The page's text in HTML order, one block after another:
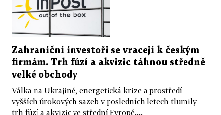
Zahraniční investoři se vracejí k českým
firmám. Trh fúzí a akvizic táhnou středně
velké obchody
Válka na Ukrajině, energetická krize a prostředí
vyšších úrokových sazeb v posledních letech tlumily
trh fúzí a akvizic ve střední Evropě....